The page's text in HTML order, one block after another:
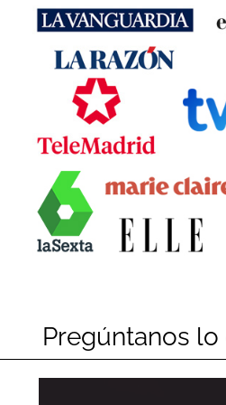
Juan Redone
Cristina De Fermin
A pesar del estado de las
nieve, llegaron a los pocos días
Nerea do Campo
Pregúntanos